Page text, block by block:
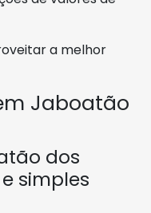
a melhor
Jaboatão
dos
simples